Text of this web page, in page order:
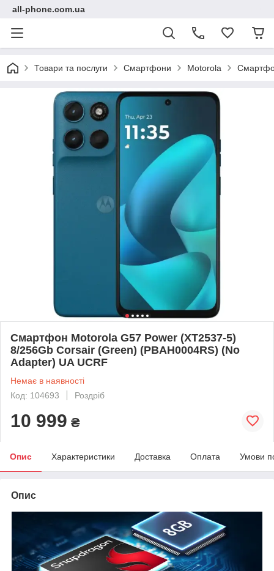
all-phone.com.ua
Товари та послуги Смартфони Motorola
Смартфон Motorola G57 Power (XT2537-5)
8/256Gb Corsair (Green) (PBAH0004RS) (No
Adapter) UA UCRF
Немає в наявності
Код: 104693
Роздріб
10 999 ₴
Опис Характеристики Доставка Оплата Умови
Опис